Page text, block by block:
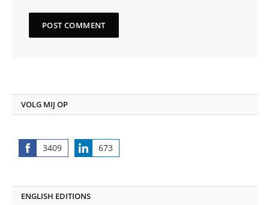
VOLG MIJ OP
3409
Share
673
Share
ENGLISH EDITIONS